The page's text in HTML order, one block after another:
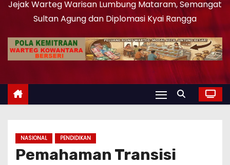
Jejak Warteg Warisan Lumbung Mataram, Semangat
Sultan Agung dan Diplomasi Kyai Rangga
NASIONAL PENDIDIKAN
Pemahaman Transisi